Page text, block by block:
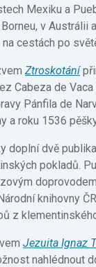
Mexiku a
v Austrálii
cestách po
Ztroskotání
Cabeza de
Pánfila de
a roku 1536
doplní dvě
pokladů.
knihovny
z
Jezuita Ignaz
nahlédnout